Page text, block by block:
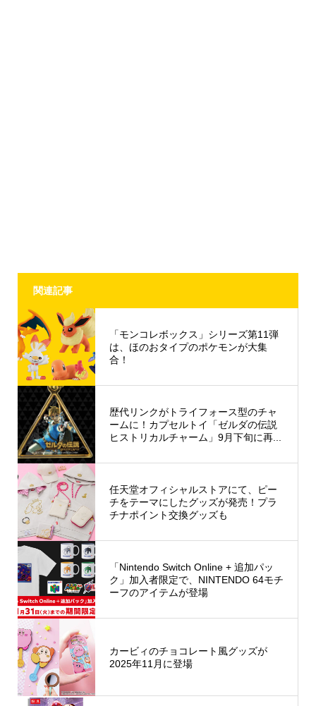
関連記事
「モンコレボックス」シリーズ第11弾
は、ほのおタイプのポケモンが大集
合！
歴代リンクがトライフォース型のチャ
ームに！カプセルトイ「ゼルダの伝説
ヒストリカルチャーム」9月下旬に再...
任天堂オフィシャルストアにて、ピー
チをテーマにしたグッズが発売！プラ
チナポイント交換グッズも
「Nintendo Switch Online + 追加パッ
ク」加入者限定で、NINTENDO 64モチ
ーフのアイテムが登場
カービィのチョコレート風グッズが
2025年11月に登場